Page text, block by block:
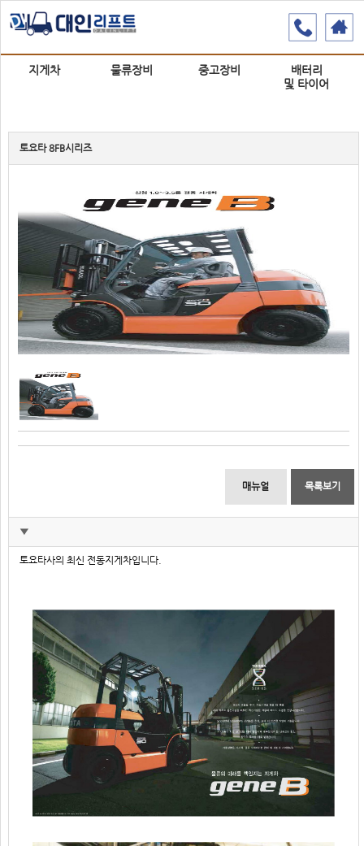
지게차 물류장비 중고장비
배터리
및 타이어
토요타 8FB시리즈
목록보기
매뉴얼
▼
토요타사의 최신 전동지게차입니다.